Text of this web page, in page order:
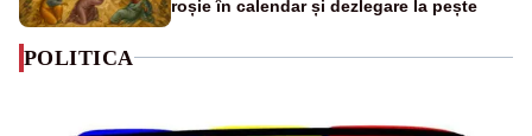
roșie în calendar și dezlegare la pește
POLITICA